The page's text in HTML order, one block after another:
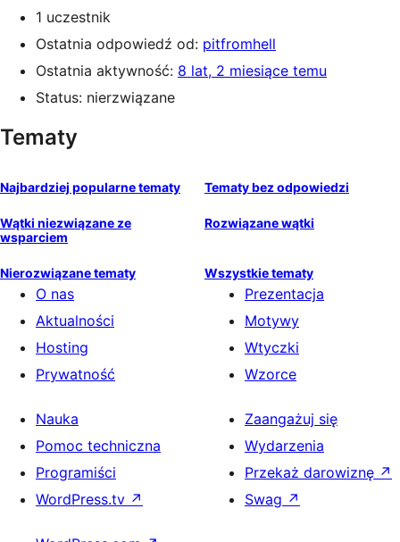
1 uczestnik
Ostatnia odpowiedź od: pitfromhell
Ostatnia aktywność: 8 lat, 2 miesiące temu
Status: nierzwiązane
Tematy
Najbardziej popularne tematy Tematy bez odpowiedzi
Wątki niezwiązane ze
wsparciem
Rozwiązane wątki
Nierozwiązane tematy Wszystkie tematy
O nas
Aktualności
Hosting
Prywatność
Prezentacja
Motywy
Wtyczki
Wzorce
Nauka
Pomoc techniczna
Programiści
WordPress.tv ↗
Zaangażuj się
Wydarzenia
Przekaż darowiznę ↗
Swag ↗